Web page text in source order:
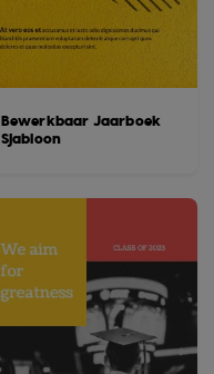
Bewerkbaar Jaarboek
Sjabloon